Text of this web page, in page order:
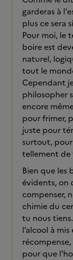
garderas à
plus ce sera
Pour moi, le
boire est
naturel,
tout le
Cependant
philosopher
encore
pour frimer,
juste pour
surtout, pour
tellement de
Bien que les
évidents, on
compenser,
chimie du
tu nous
l’alcool à
pour que